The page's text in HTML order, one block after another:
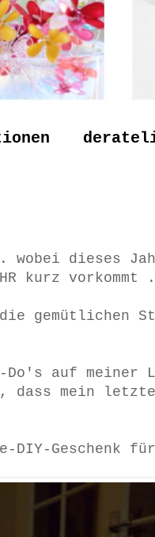
wobei dieses
kurz vorkommt
auf meiner
mein
Geschenk